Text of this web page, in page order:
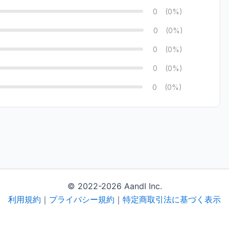
0 (0%)
0 (0%)
0 (0%)
0 (0%)
0 (0%)
© 2022-2026 AandI Inc.
利用規約 ｜ プライバシー規約 ｜ 特定商取引法に基づく表示